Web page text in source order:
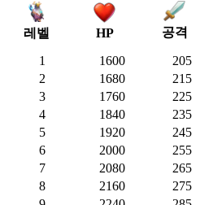
레벨 HP 공격
1 1600 205
2
1680 215
3
1760 225
4
1840 235
5
1920 245
6
2000 255
7
2080 265
8
2160 275